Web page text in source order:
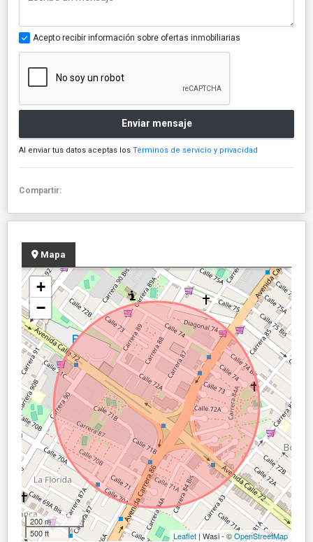
Acepto recibir información sobre ofertas inmobiliarias
Enviar mensaje
Al enviar tus datos aceptas los Términos de servicio y privacidad
Compartir:
Mapa
+
−
200 m
500 ft
Leaflet | Wasi - ©OpenStreetMap